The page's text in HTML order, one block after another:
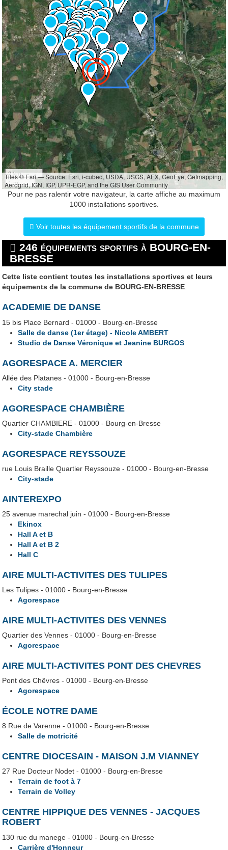
2 km
1 mi
Tiles © Esri — Source: Esri, i-cubed, USDA, USGS, AEX, GeoEye, Getmapping,
Aerogrid, IGN, IGP, UPR-EGP, and the GIS User Community
Pour ne pas ralentir votre navigateur, la carte affiche au maximum
1000 installations sportives.
Voir toutes les équipement sportifs de la commune
246 équipements sportifs à BOURG-EN-
BRESSE
Cette liste contient toutes les installations sportives et leurs
équipements de la commune de BOURG-EN-BRESSE.
ACADEMIE DE DANSE
15 bis Place Bernard - 01000 - Bourg-en-Bresse
Salle de danse (1er étage) - Nicole AMBERT
Studio de Danse Véronique et Jeanine BURGOS
AGORESPACE A. MERCIER
Allée des Platanes - 01000 - Bourg-en-Bresse
City stade
AGORESPACE CHAMBIÈRE
Quartier CHAMBIERE - 01000 - Bourg-en-Bresse
City-stade Chambière
AGORESPACE REYSSOUZE
rue Louis Braille Quartier Reyssouze - 01000 - Bourg-en-Bresse
City-stade
AINTEREXPO
25 avenue marechal juin - 01000 - Bourg-en-Bresse
Ekinox
Hall A et B
Hall A et B 2
Hall C
AIRE MULTI-ACTIVITES DES TULIPES
Les Tulipes - 01000 - Bourg-en-Bresse
Agorespace
AIRE MULTI-ACTIVITES DES VENNES
Quartier des Vennes - 01000 - Bourg-en-Bresse
Agorespace
AIRE MULTI-ACTIVITES PONT DES CHEVRES
Pont des Chêvres - 01000 - Bourg-en-Bresse
Agorespace
ÉCOLE NOTRE DAME
8 Rue de Varenne - 01000 - Bourg-en-Bresse
Salle de motricité
CENTRE DIOCESAIN - MAISON J.M VIANNEY
27 Rue Docteur Nodet - 01000 - Bourg-en-Bresse
Terrain de foot à 7
Terrain de Volley
CENTRE HIPPIQUE DES VENNES - JACQUES
ROBERT
130 rue du manege - 01000 - Bourg-en-Bresse
Carrière d'Honneur